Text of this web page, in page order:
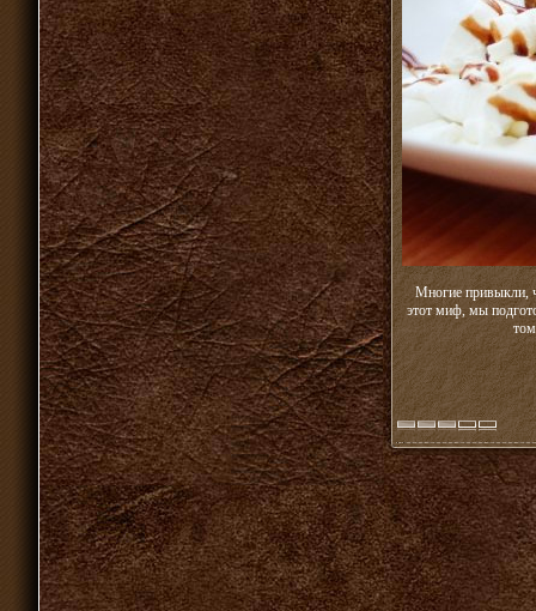
Многие привыкли,
этот миф, мы